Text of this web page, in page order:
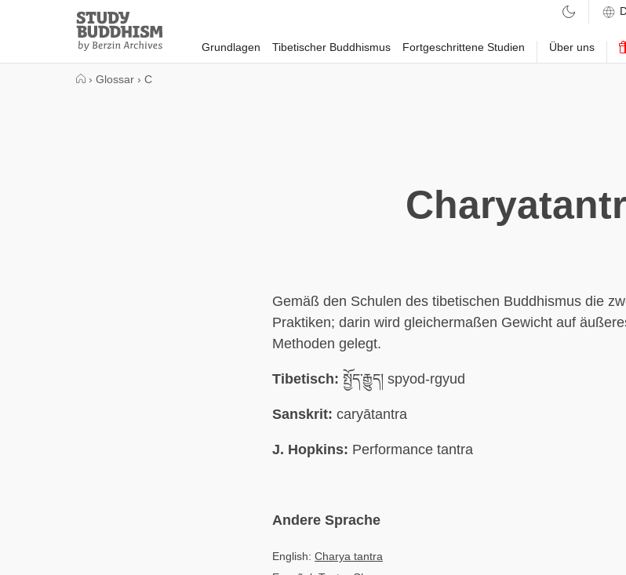
Study
Buddhism
Home
Grundlagen Tibetischer Buddhismus Fortgeschrittene Studien Über uns
› Glossar › C
Gemäß den Schulen des tibetischen Buddhismus die
Praktiken; darin wird gleichermaßen Gewicht auf
Methoden gelegt.
Tibetisch: སྤྱོད་རྒྱུད། spyod-rgyud
Sanskrit: caryātantra
J. Hopkins: Performance tantra
Andere Sprache
English: Charya tantra